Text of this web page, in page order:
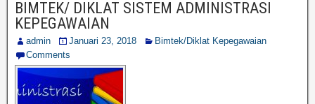
BIMTEK/ DIKLAT SISTEM ADMINISTRASI
KEPEGAWAIAN
admin Januari 23, 2018
Bimtek/Diklat Kepegawaian
Comments